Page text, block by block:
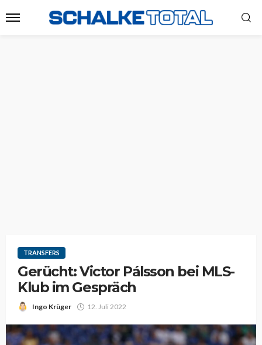
TRANSFERS
Gerücht: Victor Pálsson bei MLS-
Klub im Gespräch
Ingo Krüger 12. Juli 2022